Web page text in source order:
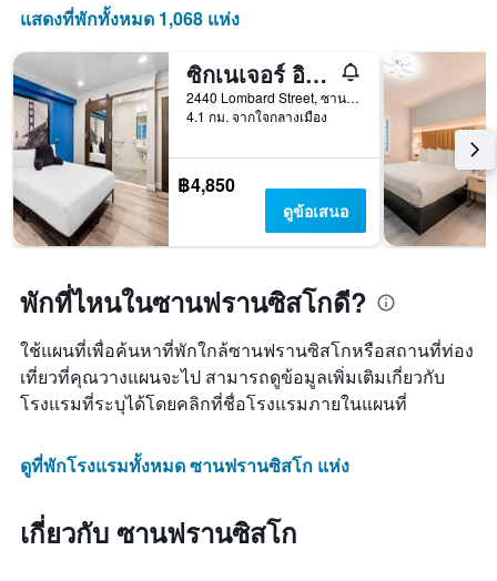
แสดงที่พักทั้งหมด 1,068 แห่ง
ซิกเนเจอร์ อินน์ ซานฟรานซิสโก มารีน่า ดิสทริค
2440 Lombard Street, ซานฟรานซิสโก, CA, สหรัฐอเมริกา
4.1 กม. จากใจกลางเมือง
฿4,850
ดูข้อเสนอ
พักที่ไหนในซานฟรานซิสโกดี?
ใช้แผนที่เพื่อค้นหาที่พักใกล้ซานฟรานซิสโกหรือสถานที่ท่อง
เที่ยวที่คุณวางแผนจะไป สามารถดูข้อมูลเพิ่มเติมเกี่ยวกับ
โรงแรมที่ระบุได้โดยคลิกที่ชื่อโรงแรมภายในแผนที่
ดูที่พักโรงแรมทั้งหมด ซานฟรานซิสโก แห่ง
เกี่ยวกับ ซานฟรานซิสโก